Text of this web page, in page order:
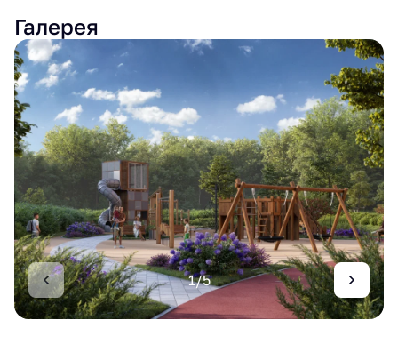
Галерея
1/5